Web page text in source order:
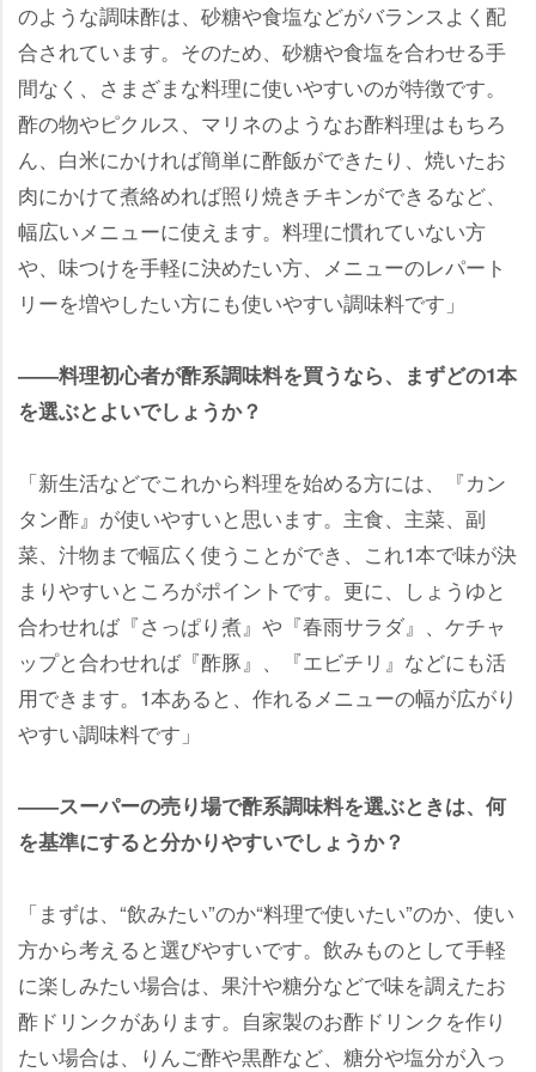
のような調味酢は、砂糖や食塩などがバランスよく配
合されています。そのため、砂糖や食塩を合わせる手
間なく、さまざまな料理に使いやすいのが特徴です。
酢の物やピクルス、マリネのようなお酢料理はもちろ
ん、白米にかければ簡単に酢飯ができたり、焼いたお
肉にかけて煮絡めれば照り焼きチキンができるなど、
幅広いメニューに使えます。料理に慣れていない方
、味つけを手軽に決めたい方、メニューのレパート
リーを増やしたい方にも使いやすい調味料です」
――料理初心者が酢系調味料を買うなら、まずどの1本
を選ぶとよいでしょうか？
「新生活などでこれから料理を始める方には、『カン
タン酢』が使いやすいと思います。主食、主菜、副
菜、汁物まで幅広く使うことができ、これ1本で味が決
まりやすいところがポイントです。更に、しょうゆと
合わせれば『さっぱり煮』や『春雨サラダ』、ケチャ
ップと合わせれば『酢豚』、『エビチリ』などにも活
用できます。1本あると、作れるメニューの幅が広がり
すい調味料です」
――スーパーの売り場で酢系調味料を選ぶときは、何
を基準にすると分かりやすいでしょうか？
「まずは、“飲みたい”のか“料理で使いたい”のか、使い
方から考えると選びやすいです。飲みものとして手軽
に楽しみたい場合は、果汁や糖分などで味を調えたお
酢ドリンクがあります。自家製のお酢ドリンクを作り
たい場合は、りんご酢や黒酢など、糖分や塩分が入っ